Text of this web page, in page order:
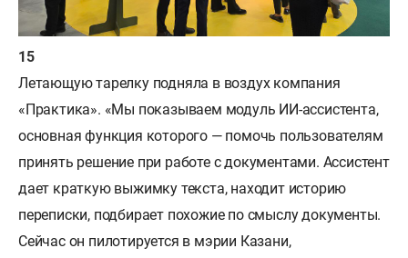
Летающую тарелку подняла в воздух компания
«Практика». «Мы показываем модуль ИИ-ассистента,
основная функция которого — помочь пользователям
принять решение при работе с документами. Ассистент
дает краткую выжимку текста, находит историю
переписки, подбирает похожие по смыслу документы.
Сейчас он пилотируется в мэрии Казани,